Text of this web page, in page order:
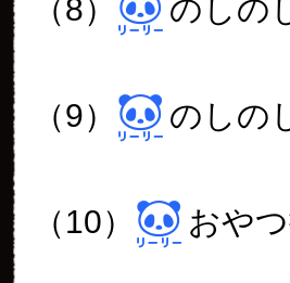
（8） のしの
（9） のしの
（10） おや